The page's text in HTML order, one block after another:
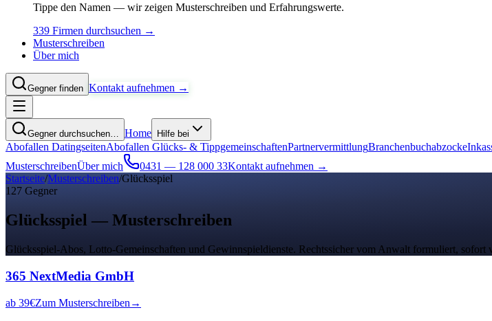
Tippe den Namen — wir zeigen Musterschreiben und Erfahrungswerte.
339 Firmen durchsuchen →
Musterschreiben
Über mich
Gegner finden Kontakt aufnehmen →
Gegner durchsuchen… Home Hilfe bei
Abofallen DatingseitenAbofallen Glücks- & TippgemeinschaftenPartnervermittlungBranchenbuchabzocke
MusterschreibenÜber mich 0431 — 128 000 33Kontakt aufnehmen →
Startseite/Musterschreiben/Glücksspiel
127 Gegner
Glücksspiel — Musterschreiben
Glücksspiel-Abos, Lotto-Gemeinschaften und Gewinnspieldienste. Rechtssicher vom Anwalt formuliert, sofort
365 NextMedia GmbH
ab 39€Zum Musterschreiben →